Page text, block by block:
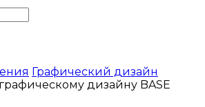
Графический дизайн
дизайну BASE